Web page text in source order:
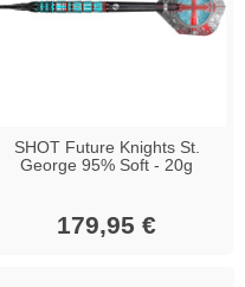
SHOT Future Knights St.
George 95% Soft - 20g
179,95 €